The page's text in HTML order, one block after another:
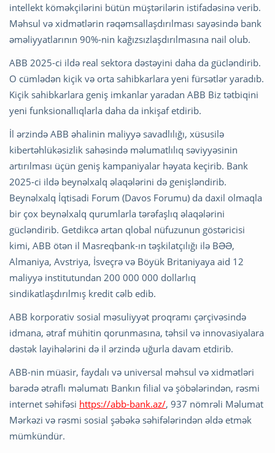
intellekt köməkçilərini bütün müştərilərin istifadəsinə verib.
Məhsul və xidmətlərin rəqəmsallaşdırılması sayəsində bank
əməliyyatlarının 90%-nin kağızsızlaşdırılmasına nail olub.
ABB 2025-ci ildə real sektora dəstəyini daha da gücləndirib.
O cümlədən kiçik və orta sahibkarlara yeni fürsətlər yaradıb.
Kiçik sahibkarlara geniş imkanlar yaradan ABB Biz tətbiqini
yeni funksionallıqlarla daha da inkişaf etdirib.
İl ərzində ABB əhalinin maliyyə savadlılığı, xüsusilə
kibertəhlükəsizlik sahəsində məlumatlılıq səviyyəsinin
artırılması üçün geniş kampaniyalar həyata keçirib. Bank
2025-ci ildə beynəlxalq əlaqələrini də genişləndirib.
Beynəlxalq İqtisadi Forum (Davos Forumu) da daxil olmaqla
bir çox beynəlxalq qurumlarla tərəfaşlıq əlaqələrini
gücləndirib. Getdikcə artan qlobal nüfuzunun göstəricisi
kimi, ABB ötən il Masreqbank-ın təşkilatçılığı ilə BƏƏ,
Almaniya, Avstriya, İsveçrə və Böyük Britaniyaya aid 12
maliyyə institutundan 200 000 000 dollarlıq
sindikatlaşdırılmış kredit cəlb edib.
ABB korporativ sosial məsuliyyət proqramı çərçivəsində
idmana, ətraf mühitin qorunmasına, təhsil və innovasiyalara
dəstək layihələrini də il ərzində uğurla davam etdirib.
ABB-nin müasir, faydalı və universal məhsul və xidmətləri
barədə ətraflı məlumatı Bankın filial və şöbələrindən, rəsmi
internet səhifəsi https://abb-bank.az/, 937 nömrəli Məlumat
Mərkəzi və rəsmi sosial şəbəkə səhifələrindən əldə etmək
mümkündür.